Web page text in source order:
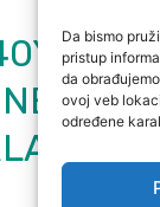
Da bismo
pristup
da
ovoj veb
određene